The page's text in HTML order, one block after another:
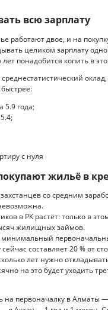
всю зарплату
работают двое, и на
целиком зарплату
понадобится копить в
5.9 года;
с нуля
жильё в
со средним
в РК растёт: только в
жилищных займов.
минимальный
составляет 20 % от
лет нужно
на это будет уходить
на первоначалку в Алматы